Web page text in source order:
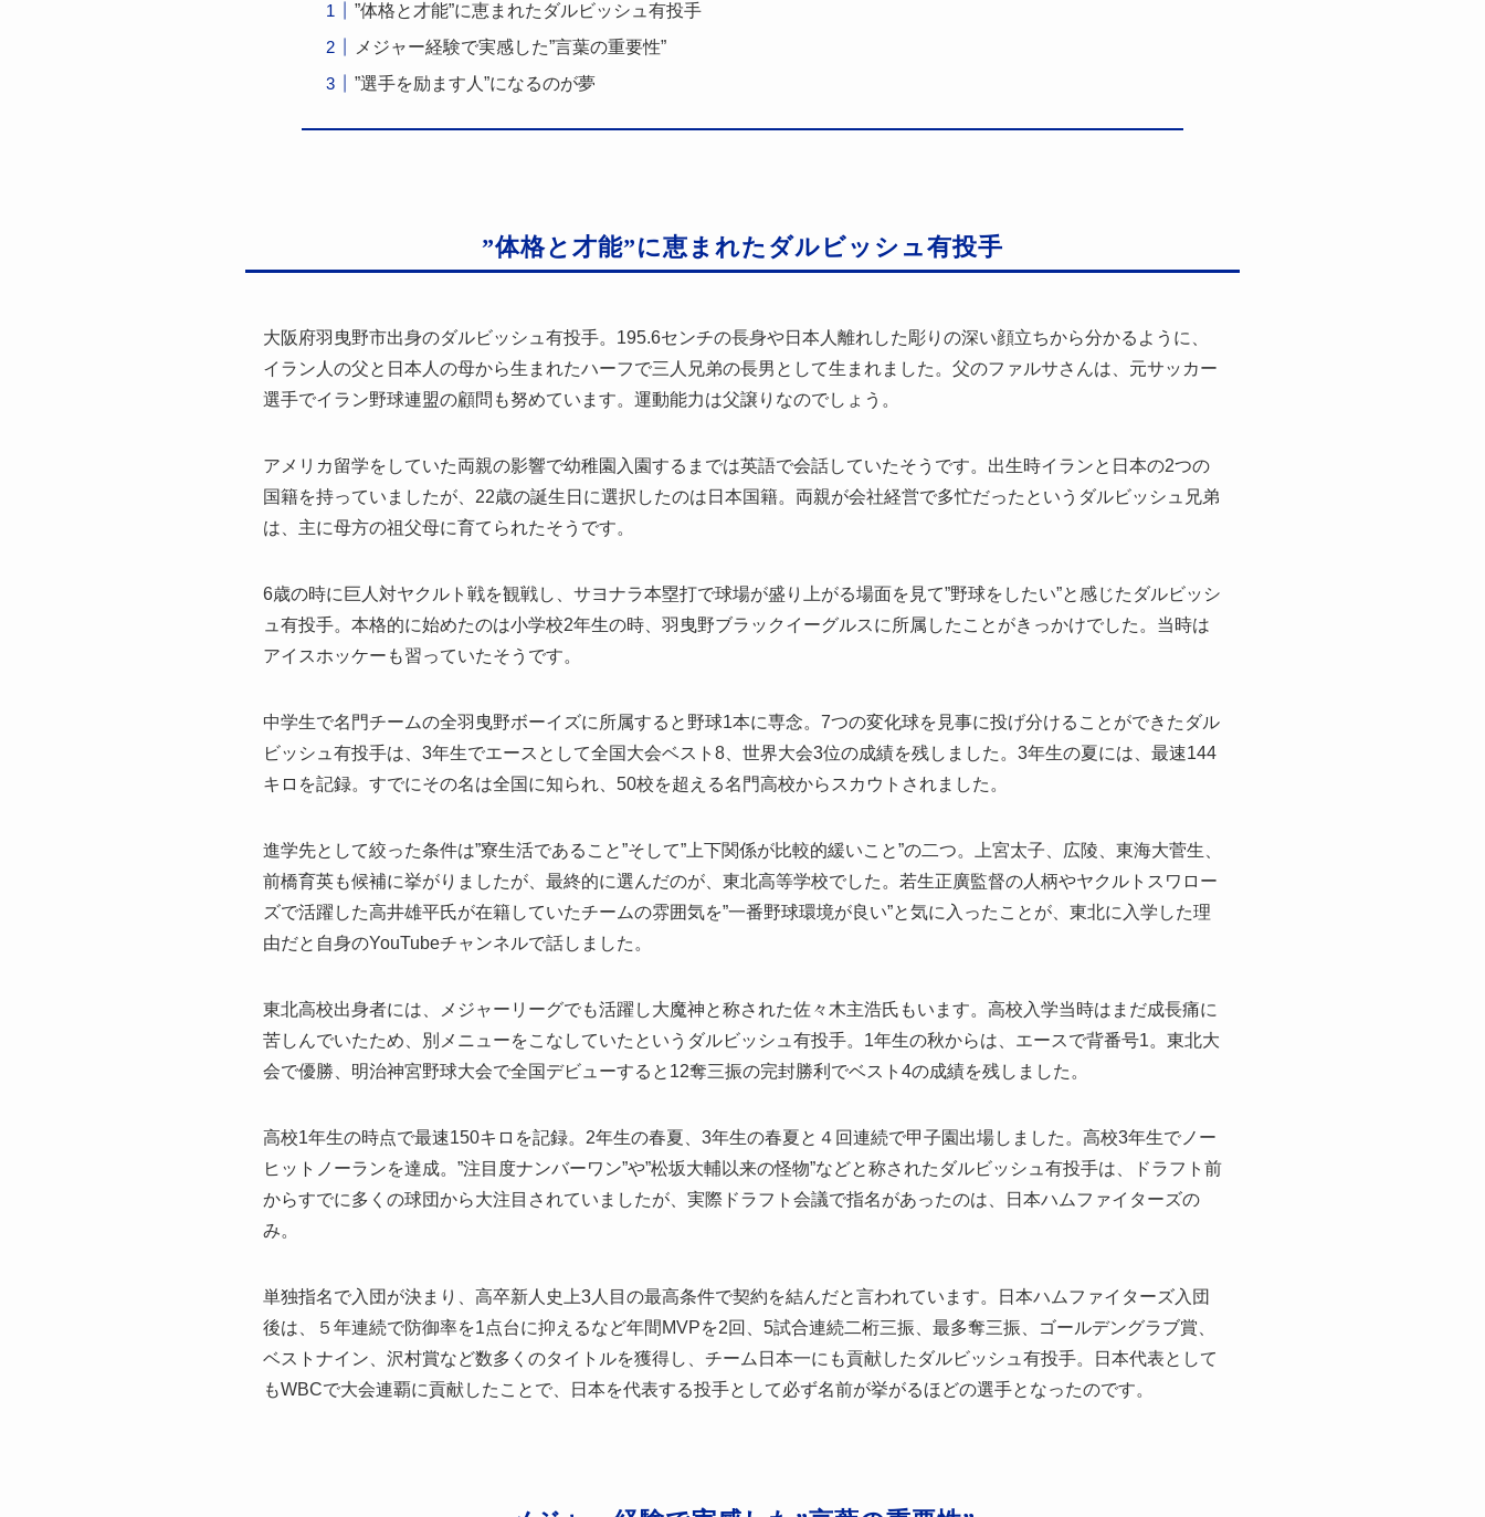
”体格と才能”に恵まれたダルビッシュ有投手
メジャー経験で実感した”言葉の重要性”
”選手を励ます人”になるのが夢
”体格と才能”に恵まれたダルビッシュ有投手
大阪府羽曳野市出身のダルビッシュ有投手。195.6センチの長身や日本人離れした彫りの深い顔立ちから分かるように、
イラン人の父と日本人の母から生まれたハーフで三人兄弟の長男として生まれました。父のファルサさんは、元サッカー
選手でイラン野球連盟の顧問も努めています。運動能力は父譲りなのでしょう。
アメリカ留学をしていた両親の影響で幼稚園入園するまでは英語で会話していたそうです。出生時イランと日本の2つの
国籍を持っていましたが、22歳の誕生日に選択したのは日本国籍。両親が会社経営で多忙だったというダルビッシュ兄弟
は、主に母方の祖父母に育てられたそうです。
6歳の時に巨人対ヤクルト戦を観戦し、サヨナラ本塁打で球場が盛り上がる場面を見て”野球をしたい”と感じたダルビッシ
ュ有投手。本格的に始めたのは小学校2年生の時、羽曳野ブラックイーグルスに所属したことがきっかけでした。当時は
アイスホッケーも習っていたそうです。
中学生で名門チームの全羽曳野ボーイズに所属すると野球1本に専念。7つの変化球を見事に投げ分けることができたダル
ビッシュ有投手は、3年生でエースとして全国大会ベスト8、世界大会3位の成績を残しました。3年生の夏には、最速144
キロを記録。すでにその名は全国に知られ、50校を超える名門高校からスカウトされました。
進学先として絞った条件は”寮生活であること”そして”上下関係が比較的緩いこと”の二つ。上宮太子、広陵、東海大菅生、
前橋育英も候補に挙がりましたが、最終的に選んだのが、東北高等学校でした。若生正廣監督の人柄やヤクルトスワロー
ズで活躍した高井雄平氏が在籍していたチームの雰囲気を”一番野球環境が良い”と気に入ったことが、東北に入学した理
由だと自身のYouTubeチャンネルで話しました。
東北高校出身者には、メジャーリーグでも活躍し大魔神と称された佐々木主浩氏もいます。高校入学当時はまだ成長痛に
苦しんでいたため、別メニューをこなしていたというダルビッシュ有投手。1年生の秋からは、エースで背番号1。東北大
会で優勝、明治神宮野球大会で全国デビューすると12奪三振の完封勝利でベスト4の成績を残しました。
高校1年生の時点で最速150キロを記録。2年生の春夏、3年生の春夏と４回連続で甲子園出場しました。高校3年生でノー
ヒットノーランを達成。”注目度ナンバーワン”や”松坂大輔以来の怪物”などと称されたダルビッシュ有投手は、ドラフト前
からすでに多くの球団から大注目されていましたが、実際ドラフト会議で指名があったのは、日本ハムファイターズの
み。
単独指名で入団が決まり、高卒新人史上3人目の最高条件で契約を結んだと言われています。日本ハムファイターズ入団
後は、５年連続で防御率を1点台に抑えるなど年間MVPを2回、5試合連続二桁三振、最多奪三振、ゴールデングラブ賞、
ベストナイン、沢村賞など数多くのタイトルを獲得し、チーム日本一にも貢献したダルビッシュ有投手。日本代表として
もWBCで大会連覇に貢献したことで、日本を代表する投手として必ず名前が挙がるほどの選手となったのです。